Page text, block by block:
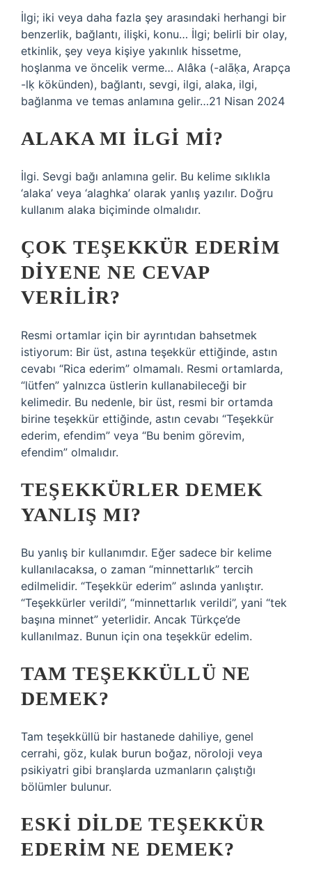
İlgi; iki veya daha fazla şey arasındaki herhangi bir
benzerlik, bağlantı, ilişki, konu… İlgi; belirli bir olay,
etkinlik, şey veya kişiye yakınlık hissetme,
hoşlanma ve öncelik verme… Alâka (-alāḳa, Arapça
-lḳ kökünden), bağlantı, sevgi, ilgi, alaka, ilgi,
bağlanma ve temas anlamına gelir…21 Nisan 2024
ALAKA MI ILGI MI?
İlgi. Sevgi bağı anlamına gelir. Bu kelime sıklıkla
‘alaka’ veya ‘alaghka’ olarak yanlış yazılır. Doğru
kullanım alaka biçiminde olmalıdır.
ÇOK TEŞEKKÜR EDERIM
DIYENE NE CEVAP
VERILIR?
Resmi ortamlar için bir ayrıntıdan bahsetmek
istiyorum: Bir üst, astına teşekkür ettiğinde, astın
cevabı “Rica ederim” olmamalı. Resmi ortamlarda,
“lütfen” yalnızca üstlerin kullanabileceği bir
kelimedir. Bu nedenle, bir üst, resmi bir ortamda
birine teşekkür ettiğinde, astın cevabı “Teşekkür
ederim, efendim” veya “Bu benim görevim,
efendim” olmalıdır.
TEŞEKKÜRLER DEMEK
YANLIŞ MI?
Bu yanlış bir kullanımdır. Eğer sadece bir kelime
kullanılacaksa, o zaman “minnettarlık” tercih
edilmelidir. “Teşekkür ederim” aslında yanlıştır.
“Teşekkürler verildi”, “minnettarlık verildi”, yani “tek
başına minnet” yeterlidir. Ancak Türkçe’de
kullanılmaz. Bunun için ona teşekkür edelim.
TAM TEŞEKKÜLLÜ NE
DEMEK?
Tam teşekküllü bir hastanede dahiliye, genel
cerrahi, göz, kulak burun boğaz, nöroloji veya
psikiyatri gibi branşlarda uzmanların çalıştığı
bölümler bulunur.
ESKI DILDE TEŞEKKÜR
EDERIM NE DEMEK?